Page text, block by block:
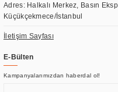
Adres: Halkalı Merkez, Basın
Küçükçekmece/İstanbul
İletişim Sayfası
E-Bülten
Kampanyalarımızdan haberdal ol!